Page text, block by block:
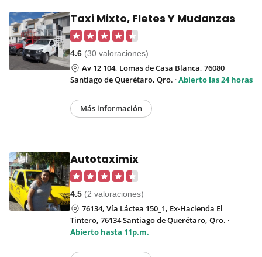
Taxi Mixto, Fletes Y Mudanzas
4.6 (30 valoraciones)
Av 12 104, Lomas de Casa Blanca, 76080
Santiago de Querétaro, Qro. ·Abierto las 24 horas
Más información
Autotaximix
4.5 (2 valoraciones)
76134, Vía Láctea 150_1, Ex-Hacienda El
Tintero, 76134 Santiago de Querétaro, Qro. ·
Abierto hasta 11p.m.